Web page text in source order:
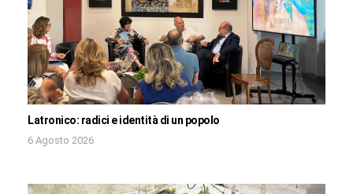
Latronico: radici e identità di un popolo
6 Agosto 2026